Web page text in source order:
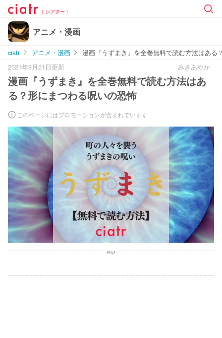
[ シアター ]
アニメ・漫画
ciatr アニメ・漫画
漫画『うずまき』を全巻無料で読む方法はある
2021年9月21日更新
みきあやか
漫画『うずまき』を全巻無料で読む方法はあ
る？形にまつわる呪いの恐怖
このページにはプロモーションが含まれています
AD